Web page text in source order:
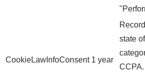
CookieLawInfoConsent 1 year
state